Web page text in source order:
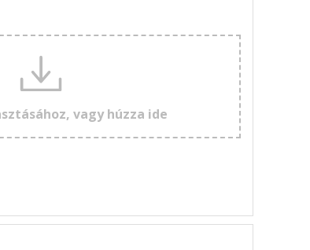
vagy húzza ide